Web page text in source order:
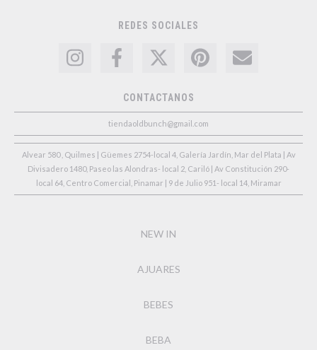
REDES SOCIALES
CONTACTANOS
tiendaoldbunch@gmail.com
Alvear 580 , Quilmes | Güemes 2754-local 4, Galería Jardín, Mar del Plata | Av
Divisadero 1480, Paseo las Alondras- local 2, Cariló | Av Constitución 290-
local 64, Centro Comercial, Pinamar | 9 de Julio 951- local 14, Miramar
NEW IN
AJUARES
BEBES
BEBA